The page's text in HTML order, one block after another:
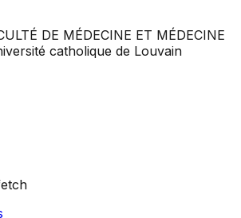
DE MÉDECINE ET MÉDECINE
catholique de Louvain